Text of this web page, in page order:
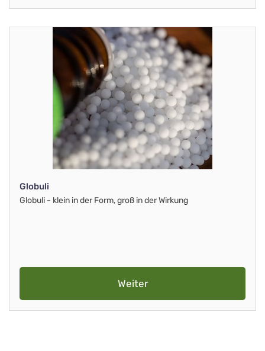
Globuli
Globuli - klein in der Form, groß in der Wirkung
Weiter